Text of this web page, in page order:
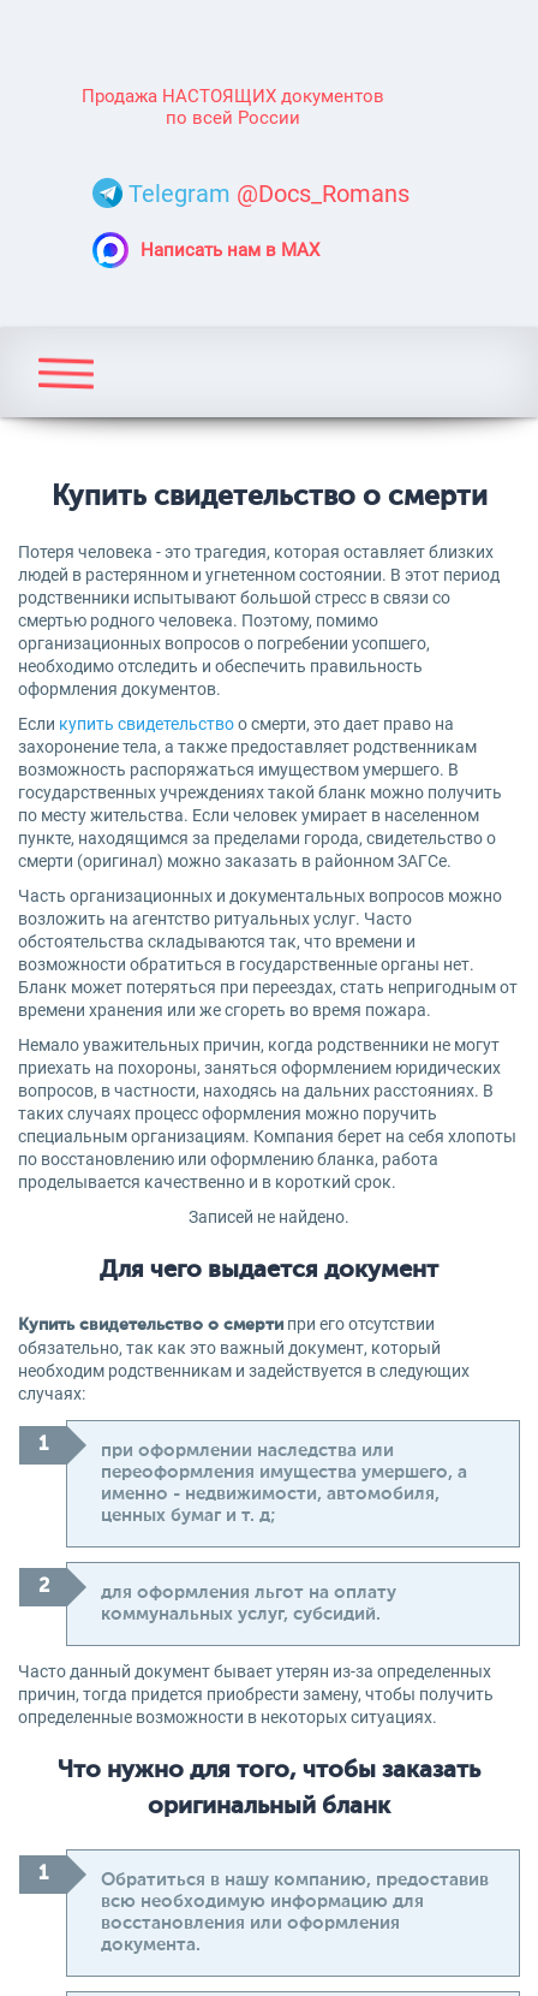
Продажа НАСТОЯЩИХ документов
по всей России
Telegram @Docs_Romans
Написать нам в MAX
Купить свидетельство о смерти
Потеря человека - это трагедия, которая оставляет близких
людей в растерянном и угнетенном состоянии. В этот период
родственники испытывают большой стресс в связи со
смертью родного человека. Поэтому, помимо
организационных вопросов о погребении усопшего,
необходимо отследить и обеспечить правильность
оформления документов.
Если купить свидетельствоо смерти, это дает право на
захоронение тела, а также предоставляет родственникам
возможность распоряжаться имуществом умершего. В
государственных учреждениях такой бланк можно получить
по месту жительства. Если человек умирает в населенном
пункте, находящимся за пределами города, свидетельство о
смерти (оригинал) можно заказать в районном ЗАГСе.
Часть организационных и документальных вопросов можно
возложить на агентство ритуальных услуг. Часто
обстоятельства складываются так, что времени и
возможности обратиться в государственные органы нет.
Бланк может потеряться при переездах, стать непригодным от
времени хранения или же сгореть во время пожара.
Немало уважительных причин, когда родственники не могут
приехать на похороны, заняться оформлением юридических
вопросов, в частности, находясь на дальних расстояниях. В
таких случаях процесс оформления можно поручить
специальным организациям. Компания берет на себя хлопоты
по восстановлению или оформлению бланка, работа
проделывается качественно и в короткий срок.
Записей не найдено.
Для чего выдается документ
Купить свидетельство о смерти при его отсутствии
обязательно, так как это важный документ, который
необходим родственникам и задействуется в следующих
случаях:
при оформлении наследства или
переоформления имущества умершего, а
именно - недвижимости, автомобиля,
ценных бумаг и т. д;
для оформления льгот на оплату
коммунальных услуг, субсидий.
Часто данный документ бывает утерян из-за определенных
причин, тогда придется приобрести замену, чтобы получить
определенные возможности в некоторых ситуациях.
Что нужно для того, чтобы заказать
оригинальный бланк
Обратиться в нашу компанию, предоставив
всю необходимую информацию для
восстановления или оформления
документа.